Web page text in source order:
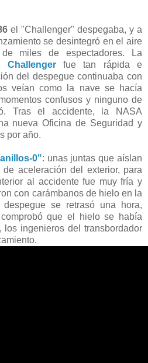
el "Challenger" despegaba, y a
se desintegró en el aire
miles de espectadores. La
Challenger
fue tan rápida e
del despegue continuaba con
veían como la nave se hacía
confusos y ninguno de
Tras el accidente, la NASA
nueva Oficina de Seguridad y
por año.
0": unas juntas que aíslan
aceleración del exterior, para
al accidente fue muy fría y
con carámbanos de hielo en la
se retrasó una hora,
que el hielo se había
los ingenieros del transbordador